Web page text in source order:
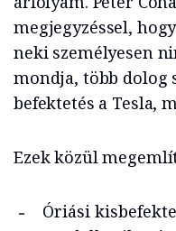
megjegyzéssel,
neki személyesen
mondja, több dolog
befektetés a Tesla,
Ezek közül
Óriási